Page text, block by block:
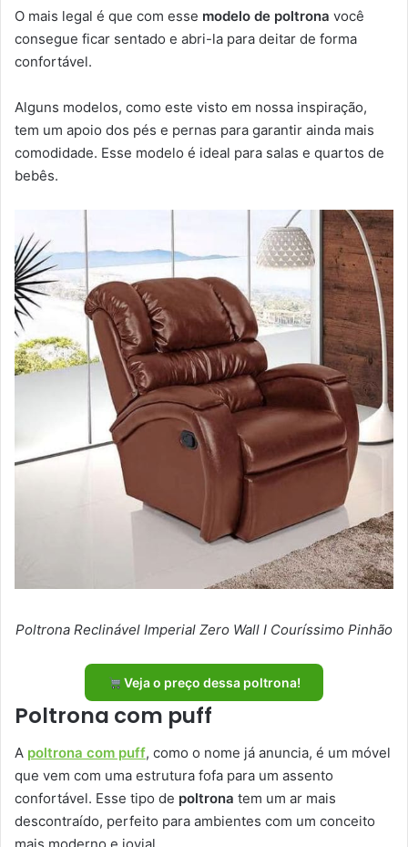
O mais legal é que com esse modelo de poltrona você
consegue ficar sentado e abri-la para deitar de forma
confortável.
Alguns modelos, como este visto em nossa inspiração,
tem um apoio dos pés e pernas para garantir ainda mais
comodidade. Esse modelo é ideal para salas e quartos de
bebês.
Poltrona Reclinável Imperial Zero Wall I Couríssimo Pinhão
Veja o preço dessa poltrona!
Poltrona com puff
A poltrona com puff, como o nome já anuncia, é um móvel
que vem com uma estrutura fofa para um assento
confortável. Esse tipo de poltrona tem um ar mais
descontraído, perfeito para ambientes com um conceito